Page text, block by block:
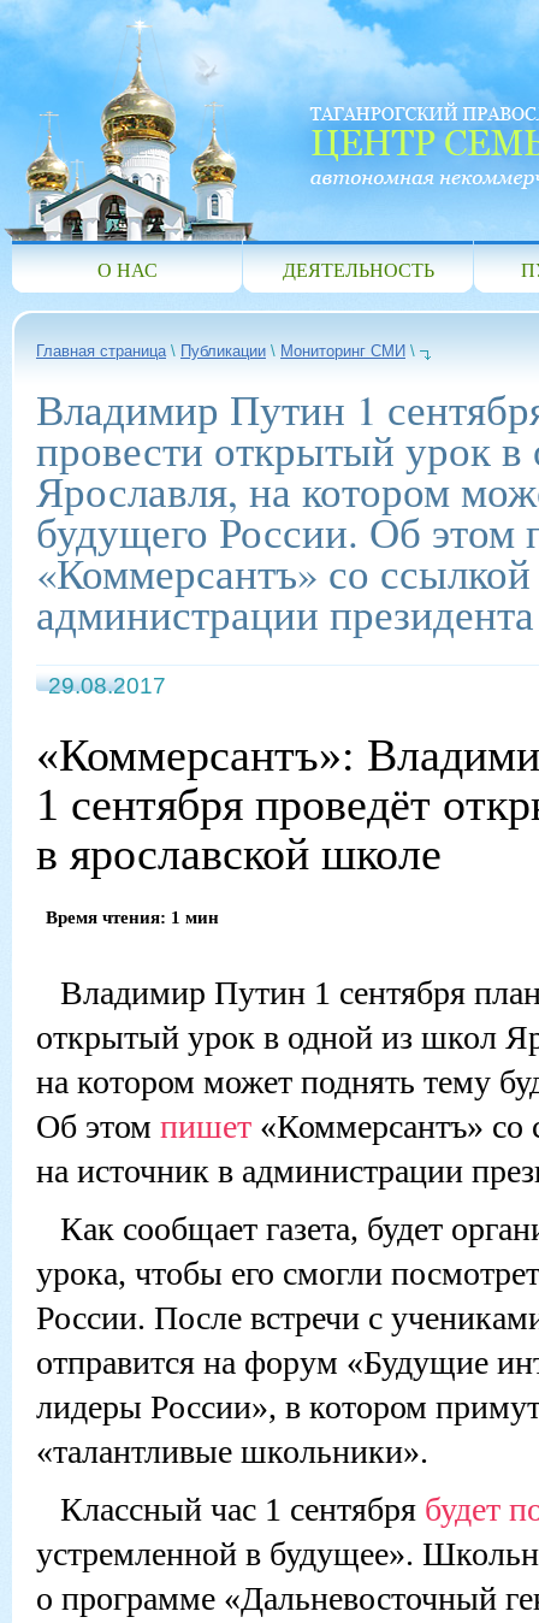
О НАС ДЕЯТЕЛЬНОСТЬ
Главная страница\ Публикации \ Мониторинг СМИ \
Владимир Путин 1
провести открытый урок
Ярославля, на котором
будущего России. Об этом
«Коммерсантъ» со
администрации президента
29.08.2017
«Коммерсантъ»:
1 сентября проведёт
в ярославской школе
Время чтения: 1 мин
Владимир Путин 1 сентября
открытый урок в одной из школ
на котором может поднять тему
Об этом пишет «Коммерсантъ» со
на источник в администрации
Как сообщает газета, будет
урока, чтобы его смогли
России. После встречи с
отправится на форум «Будущие
лидеры России», в котором
«талантливые школьники».
Классный час 1 сентября будет
устремленной в будущее».
о программе «Дальневосточный